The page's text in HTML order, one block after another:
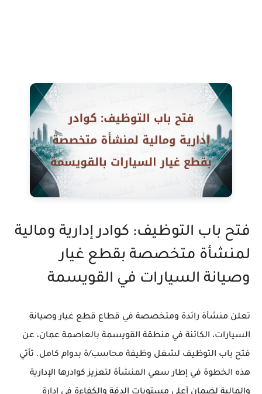
فتح باب التوظيف: كوادر إدارية ومالية
لمنشأة متخصصة بقطع غيار
وصيانة السيارات في القويسمة
تعلن منشأة رائدة ومتخصصة في قطاع قطع غيار وصيانة
السيارات، الكائنة في منطقة القويسمة بالعاصمة عمان، عن
فتح باب التوظيف لشغل وظيفة محاسب/ة بدوام كامل. تأتي
هذه الخطوة في إطار سعي المنشأة لتعزيز كوادرها الإدارية
والمالية لضمان أعلى مستويات الدقة والكفاءة في إدارة